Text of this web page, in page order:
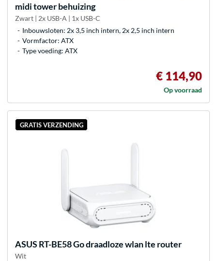
midi tower behuizing
Zwart | 2x USB-A | 1x USB-C
Inbouwsloten: 2x 3,5 inch intern, 2x 2,5 inch intern
Vormfactor: ATX
Type voeding: ATX
€ 114,90
Op voorraad
GRATIS VERZENDING
ASUS RT-BE58 Go draadloze wlan lte router
Wit